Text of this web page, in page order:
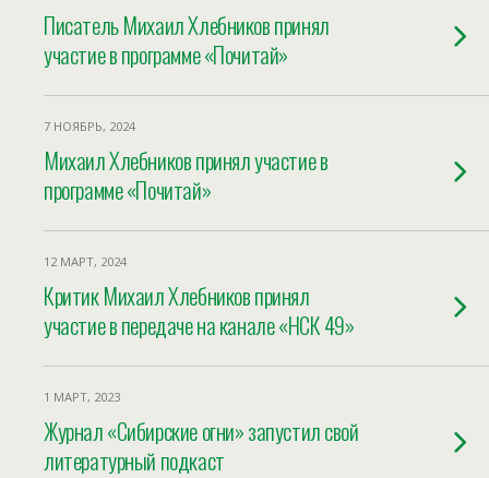
Писатель Михаил Хлебников принял
участие в программе «Почитай»
7 НОЯБРЬ, 2024
Михаил Хлебников принял участие в
программе «Почитай»
12 МАРТ, 2024
Критик Михаил Хлебников принял
участие в передаче на канале «НСК 49»
1 МАРТ, 2023
Журнал «Сибирские огни» запустил свой
литературный подкаст